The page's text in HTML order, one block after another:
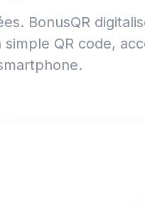
BonusQR
QR code,